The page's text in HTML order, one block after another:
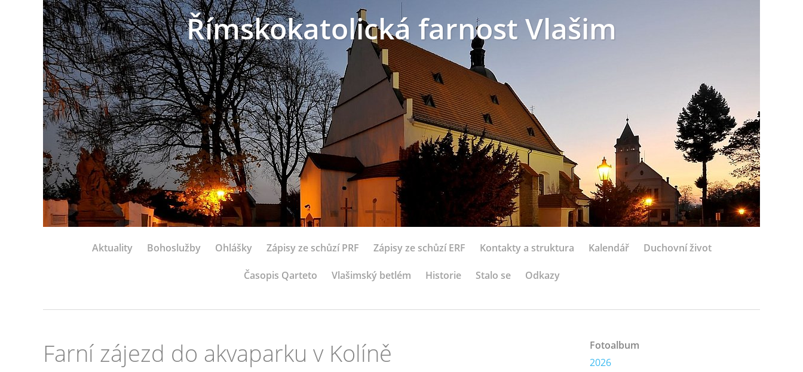
Římskokatolická farnost Vlašim
Aktuality Bohoslužby Ohlášky Zápisy ze schůzí PRF Zápisy ze schůzí ERF Kontakty a struktura Kalendář Duchovní život
Časopis Qarteto Vlašimský betlém Historie Stalo se Odkazy
Farní zájezd do akvaparku v Kolíně
Fotoalbum
2026